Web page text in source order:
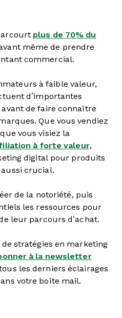
plus de 70% du
même de prendre
commercial.
à faible valeur,
d’importantes
de faire connaître
Que vous vendiez
vous visiez la
à forte valeur,
digital pour produits
crucial.
de la notoriété, puis
les ressources pour
leur parcours d’achat.
stratégies en marketing
à la newsletter
les derniers éclairages
votre boîte mail.